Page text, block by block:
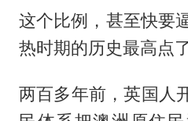
这个比例，甚至快要
热时期的历史最高点了
两百多年前，英国人